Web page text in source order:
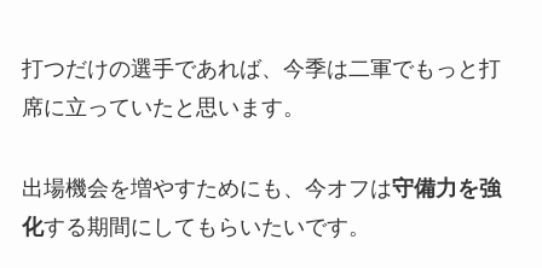
打つだけの選手であれば、今季は二軍でもっと打
席に立っていたと思います。
出場機会を増やすためにも、今オフは守備力を強
化する期間にしてもらいたいです。